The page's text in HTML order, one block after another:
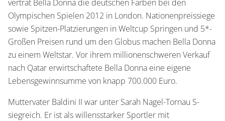
vertrat Bella Donna die deutschen Farben bei den
Olympischen Spielen 2012 in London. Nationenpreissiege
sowie Spitzen-Platzierungen in Weltcup Springen und 5*-
Großen Preisen rund um den Globus machen Bella Donna
zu einem Weltstar. Vor ihrem millionenschweren Verkauf
nach Qatar erwirtschaftete Bella Donna eine eigene
Lebensgewinnsumme von knapp 700.000 Euro.
Muttervater Baldini II war unter Sarah Nagel-Tornau S-
siegreich. Er ist als willensstarker Sportler mit